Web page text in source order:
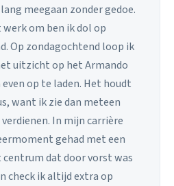
meegaan zonder gedoe.
om ben ik dol op
Op zondagochtend loop ik
uitzicht op het Armando
op te laden. Het houdt
want ik zie dan meteen
In mijn carrière
gehad met een
centrum dat door vorst was
check ik altijd extra op